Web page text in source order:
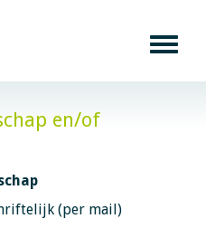
en/of
(per mail)